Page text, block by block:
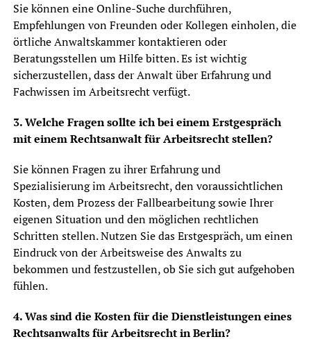
Sie können eine Online-Suche durchführen,
Empfehlungen von Freunden oder Kollegen einholen, die
örtliche Anwaltskammer kontaktieren oder
Beratungsstellen um Hilfe bitten. Es ist wichtig
sicherzustellen, dass der Anwalt über Erfahrung und
Fachwissen im Arbeitsrecht verfügt.
3. Welche Fragen sollte ich bei einem Erstgespräch
mit einem Rechtsanwalt für Arbeitsrecht stellen?
Sie können Fragen zu ihrer Erfahrung und
Spezialisierung im Arbeitsrecht, den voraussichtlichen
Kosten, dem Prozess der Fallbearbeitung sowie Ihrer
eigenen Situation und den möglichen rechtlichen
Schritten stellen. Nutzen Sie das Erstgespräch, um einen
Eindruck von der Arbeitsweise des Anwalts zu
bekommen und festzustellen, ob Sie sich gut aufgehoben
fühlen.
4. Was sind die Kosten für die Dienstleistungen eines
Rechtsanwalts für Arbeitsrecht in Berlin?